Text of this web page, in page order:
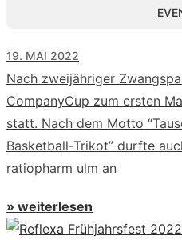
19. MAI 2022
Nach zweijähriger
CompanyCup zum ersten
statt. Nach dem Motto
Basketball-Trikot” durfte
ratiopharm ulm an
» weiterlesen